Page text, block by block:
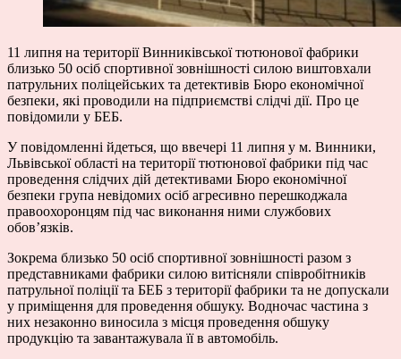
11 липня на території Винниківської тютюнової фабрики
близько 50 осіб спортивної зовнішності силою виштовхали
патрульних поліцейських та детективів Бюро економічної
безпеки, які проводили на підприємстві слідчі дії. Про це
повідомили у БЕБ.
У повідомленні йдеться, що ввечері 11 липня у м. Винники,
Львівської області на території тютюнової фабрики під час
проведення слідчих дій детективами Бюро економічної
безпеки група невідомих осіб агресивно перешкоджала
правоохоронцям під час виконання ними службових
обов’язків.
Зокрема близько 50 осіб спортивної зовнішності разом з
представниками фабрики силою витісняли співробітників
патрульної поліції та БЕБ з території фабрики та не допускали
у приміщення для проведення обшуку. Водночас частина з
них незаконно виносила з місця проведення обшуку
продукцію та завантажувала її в автомобіль.